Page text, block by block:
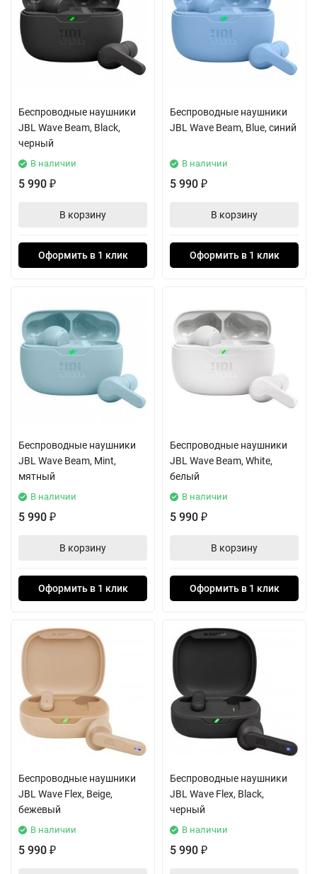
Беспроводные наушники
JBL Wave Beam, Black,
черный
В наличии
5 990 ₽
В корзину
Оформить в 1 клик
Беспроводные наушники
JBL Wave Beam, Blue, синий
В наличии
5 990 ₽
В корзину
Оформить в 1 клик
Беспроводные наушники
JBL Wave Beam, Mint,
мятный
В наличии
5 990 ₽
В корзину
Оформить в 1 клик
Беспроводные наушники
JBL Wave Beam, White,
белый
В наличии
5 990 ₽
В корзину
Оформить в 1 клик
Беспроводные наушники
JBL Wave Flex, Beige,
бежевый
В наличии
5 990 ₽
Беспроводные наушники
JBL Wave Flex, Black,
черный
В наличии
5 990 ₽